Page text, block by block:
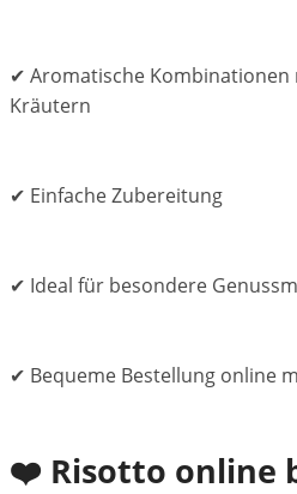
✔ Aromatische Kombinationen
Kräutern
✔ Einfache Zubereitung
✔ Ideal für besondere
✔ Bequeme Bestellung online
❤️ Risotto online